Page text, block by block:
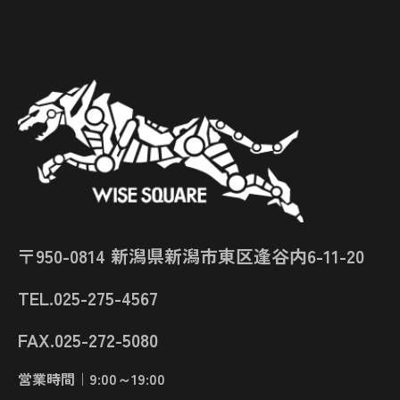
〒950-0814 新潟県新潟市東区逢谷内6-11-20
TEL.025-275-4567
FAX.025-272-5080
営業時間｜9:00～19:00